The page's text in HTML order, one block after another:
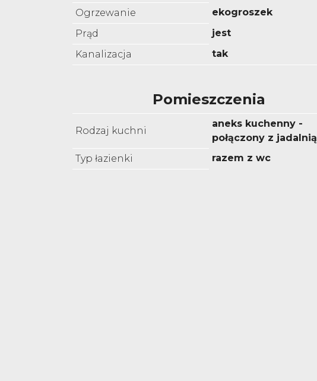
Ogrzewanie
ekogroszek
Prąd
jest
Kanalizacja
tak
Pomieszczenia
Rodzaj kuchni
aneks kuchenny -
połączony z jadalnią
Typ łazienki
razem z wc